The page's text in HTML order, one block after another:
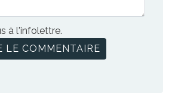
à l'infolettre.